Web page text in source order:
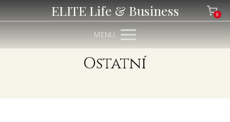
ELITE Life & Business 0
MENU
Ostatní